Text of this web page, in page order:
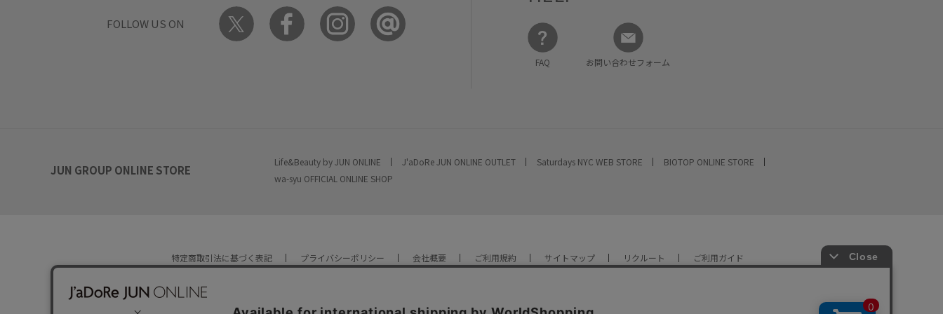
FOLLOW US ON
FAQ お問い合わせフォーム
JUN GROUP ONLINE STORE
Life&Beauty by JUN ONLINE J'aDoRe JUN ONLINE OUTLET Saturdays NYC WEB STORE
BIOTOP ONLINE STORE
wa-syu OFFICIAL ONLINE SHOP
特定商取引法に基づく表記 プライバシーポリシー 会社概要 ご利用規約 サイトマップ リクルート ご利用ガイド